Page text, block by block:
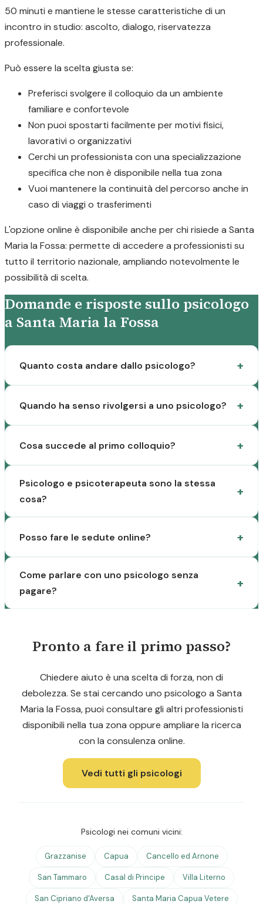
50 minuti e mantiene le stesse caratteristiche di un
incontro in studio: ascolto, dialogo, riservatezza
professionale.
Può essere la scelta giusta se:
Preferisci svolgere il colloquio da un ambiente
familiare e confortevole
Non puoi spostarti facilmente per motivi fisici,
lavorativi o organizzativi
Cerchi un professionista con una specializzazione
specifica che non è disponibile nella tua zona
Vuoi mantenere la continuità del percorso anche in
caso di viaggi o trasferimenti
L'opzione online è disponibile anche per chi risiede a Santa
Maria la Fossa: permette di accedere a professionisti su
tutto il territorio nazionale, ampliando notevolmente le
possibilità di scelta.
Domande e risposte sullo psicologo
a Santa Maria la Fossa
Quanto costa andare dallo psicologo?
Quando ha senso rivolgersi a uno psicologo?
Cosa succede al primo colloquio?
Psicologo e psicoterapeuta sono la stessa
cosa?
Posso fare le sedute online?
Come parlare con uno psicologo senza
pagare?
Pronto a fare il primo passo?
Chiedere aiuto è una scelta di forza, non di
debolezza. Se stai cercando uno psicologo a Santa
Maria la Fossa, puoi consultare gli altri professionisti
disponibili nella tua zona oppure ampliare la ricerca
con la consulenza online.
Vedi tutti gli psicologi
Psicologi nei comuni vicini:
Grazzanise Capua Cancello ed Arnone
San Tammaro Casal di Principe Villa Literno
San Cipriano d'Aversa Santa Maria Capua Vetere